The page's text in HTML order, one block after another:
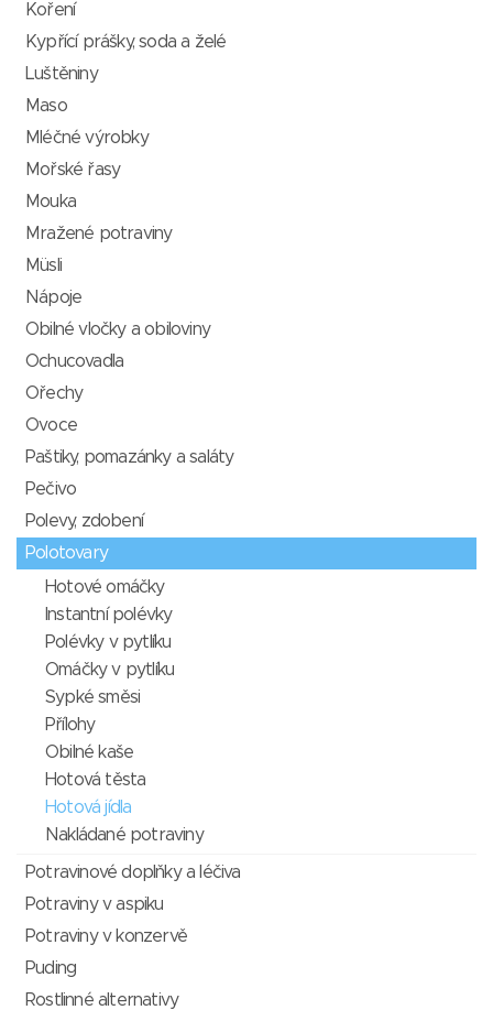
Koření
Kypřící prášky, soda a želé
Luštěniny
Maso
Mléčné výrobky
Mořské řasy
Mouka
Mražené potraviny
Müsli
Nápoje
Obilné vločky a obiloviny
Ochucovadla
Ořechy
Ovoce
Paštiky, pomazánky a saláty
Pečivo
Polevy, zdobení
Polotovary
Hotové omáčky
Instantní polévky
Polévky v pytlíku
Omáčky v pytlíku
Sypké směsi
Přílohy
Obilné kaše
Hotová těsta
Hotová jídla
Nakládané potraviny
Potravinové doplňky a léčiva
Potraviny v aspiku
Potraviny v konzervě
Puding
Rostlinné alternativy